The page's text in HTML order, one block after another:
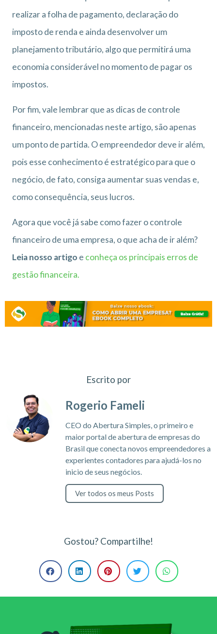
realizar a folha de pagamento, declaração do
imposto de renda e ainda desenvolver um
planejamento tributário, algo que permitirá uma
economia considerável no momento de pagar os
impostos.
Por fim, vale lembrar que as dicas de controle
financeiro, mencionadas neste artigo, são apenas
um ponto de partida. O empreendedor deve ir além,
pois esse conhecimento é estratégico para que o
negócio, de fato, consiga aumentar suas vendas e,
como consequência, seus lucros.
Agora que você já sabe como fazer o controle
financeiro de uma empresa, o que acha de ir além?
Leia nosso artigo e conheça os principais erros de
gestão financeira.
Escrito por
Rogerio Fameli
CEO do Abertura Simples, o primeiro e
maior portal de abertura de empresas do
Brasil que conecta novos empreendedores a
experientes contadores para ajudá-los no
inicio de seus negócios.
Ver todos os meus Posts
Gostou? Compartilhe!